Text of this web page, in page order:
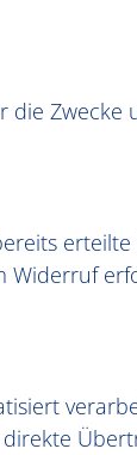
die Zwecke
erteilte
Widerruf